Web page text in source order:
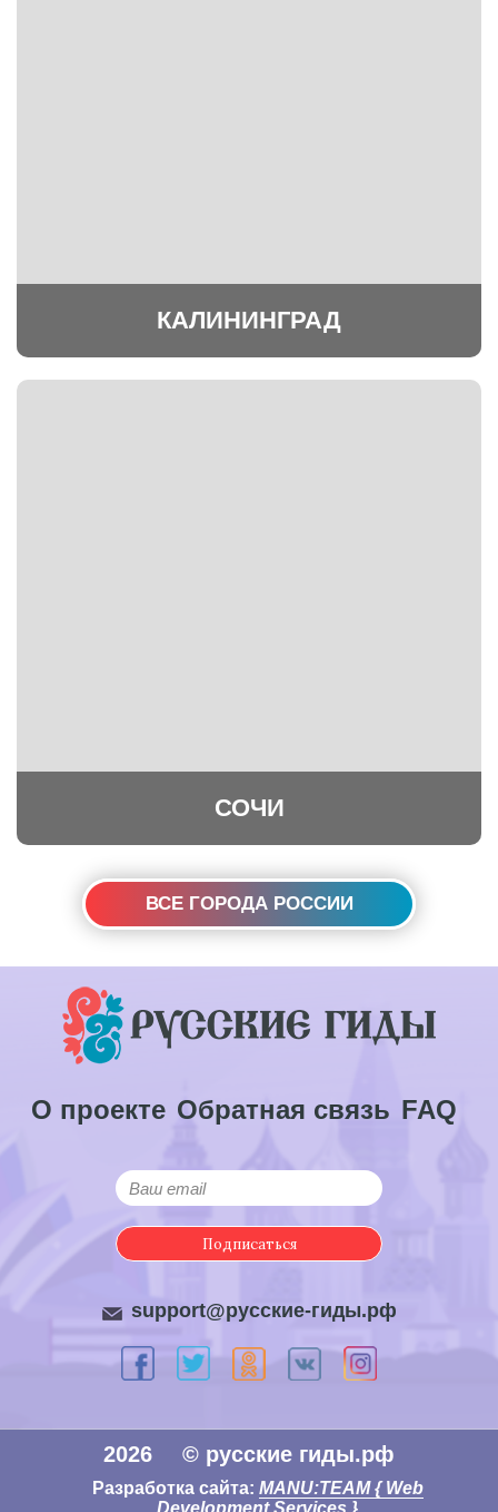
КАЛИНИНГРАД
СОЧИ
ВСЕ ГОРОДА РОССИИ
О проекте Обратная связь FAQ
Подписаться
support@русские-гиды.рф
Разработка сайта: MANU:TEAM { Web
2026 © русские гиды.рф